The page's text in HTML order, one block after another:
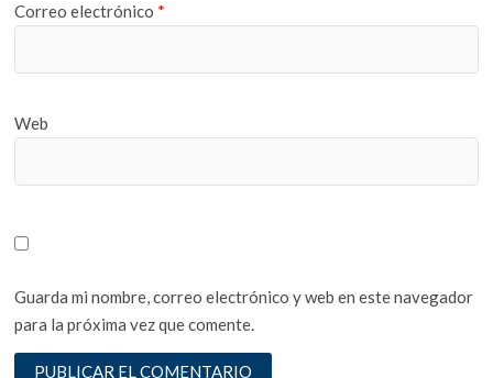
Correo electrónico *
Web
Guarda mi nombre, correo electrónico y web en este navegador
para la próxima vez que comente.